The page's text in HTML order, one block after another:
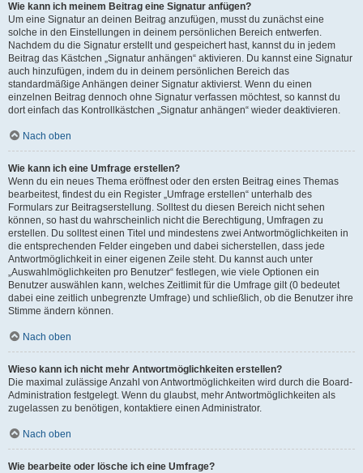
Wie kann ich meinem Beitrag eine Signatur anfügen?
Um eine Signatur an deinen Beitrag anzufügen, musst du zunächst eine
solche in den Einstellungen in deinem persönlichen Bereich entwerfen.
Nachdem du die Signatur erstellt und gespeichert hast, kannst du in jedem
Beitrag das Kästchen „Signatur anhängen“ aktivieren. Du kannst eine Signatur
auch hinzufügen, indem du in deinem persönlichen Bereich das
standardmäßige Anhängen deiner Signatur aktivierst. Wenn du einen
einzelnen Beitrag dennoch ohne Signatur verfassen möchtest, so kannst du
dort einfach das Kontrollkästchen „Signatur anhängen“ wieder deaktivieren.
Nach oben
Wie kann ich eine Umfrage erstellen?
Wenn du ein neues Thema eröffnest oder den ersten Beitrag eines Themas
bearbeitest, findest du ein Register „Umfrage erstellen“ unterhalb des
Formulars zur Beitragserstellung. Solltest du diesen Bereich nicht sehen
können, so hast du wahrscheinlich nicht die Berechtigung, Umfragen zu
erstellen. Du solltest einen Titel und mindestens zwei Antwortmöglichkeiten in
die entsprechenden Felder eingeben und dabei sicherstellen, dass jede
Antwortmöglichkeit in einer eigenen Zeile steht. Du kannst auch unter
„Auswahlmöglichkeiten pro Benutzer“ festlegen, wie viele Optionen ein
Benutzer auswählen kann, welches Zeitlimit für die Umfrage gilt (0 bedeutet
dabei eine zeitlich unbegrenzte Umfrage) und schließlich, ob die Benutzer ihre
Stimme ändern können.
Nach oben
Wieso kann ich nicht mehr Antwortmöglichkeiten erstellen?
Die maximal zulässige Anzahl von Antwortmöglichkeiten wird durch die Board-
Administration festgelegt. Wenn du glaubst, mehr Antwortmöglichkeiten als
zugelassen zu benötigen, kontaktiere einen Administrator.
Nach oben
Wie bearbeite oder lösche ich eine Umfrage?